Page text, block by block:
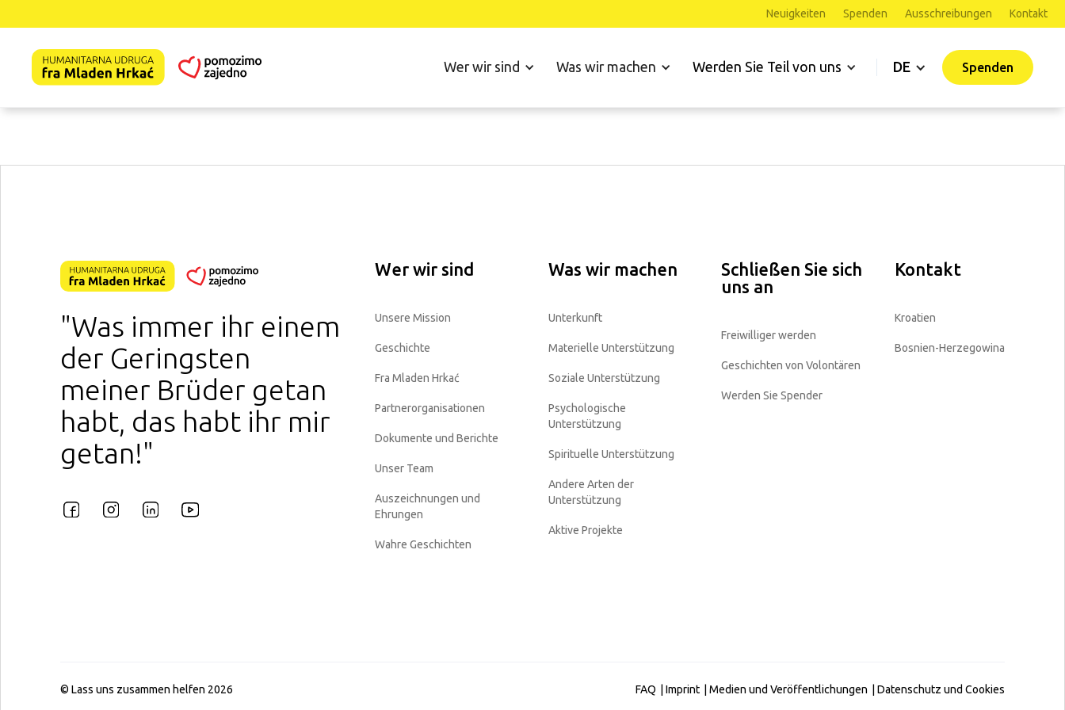
Neuigkeiten Spenden Ausschreibungen Kontakt
Wer wir sind Was wir machen Werden Sie Teil von uns DE Spenden
"Was immer ihr einem
der Geringsten
meiner Brüder getan
habt, das habt ihr mir
getan!"
Wer wir sind
Unsere Mission
Geschichte
Fra Mladen Hrkać
Partnerorganisationen
Dokumente und Berichte
Unser Team
Auszeichnungen und
Ehrungen
Wahre Geschichten
Was wir machen
Unterkunft
Materielle Unterstützung
Soziale Unterstützung
Psychologische
Unterstützung
Spirituelle Unterstützung
Andere Arten der
Unterstützung
Aktive Projekte
Schließen Sie sich
uns an
Freiwilliger werden
Geschichten von Volontären
Werden Sie Spender
Kontakt
Kroatien
Bosnien-Herzegowina
© Lass uns zusammen helfen 2026 FAQ Imprint Medien und Veröffentlichungen Datenschutz und Cookies